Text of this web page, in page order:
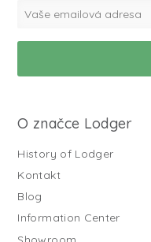
O značce Lodger
History of Lodger
Kontakt
Blog
Information Center